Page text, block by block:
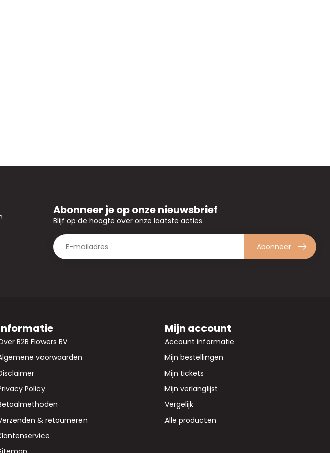
Abonneer je op onze nieuwsbrief
Blijf op de hoogte over onze laatste acties
Abonneer
B2B Flowers BV
voorwaarden
Policy
& retourneren
Mijn account
Account informatie
Mijn bestellingen
Mijn tickets
Mijn verlanglijst
Vergelijk
Alle producten